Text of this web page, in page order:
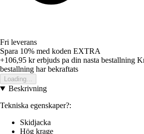
Fri leverans
Spara 10% med koden EXTRA
+106,95 krerbjuds pa din nasta bestallning
bestallning har bekraftats
Loading...
Beskrivning
Tekniska egenskaper?:
Skidjacka
Hög krage